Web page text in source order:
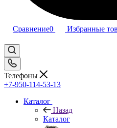
Сравнение0 Избранные
Телефоны
+7-950-114-53-13
Каталог
Назад
Каталог